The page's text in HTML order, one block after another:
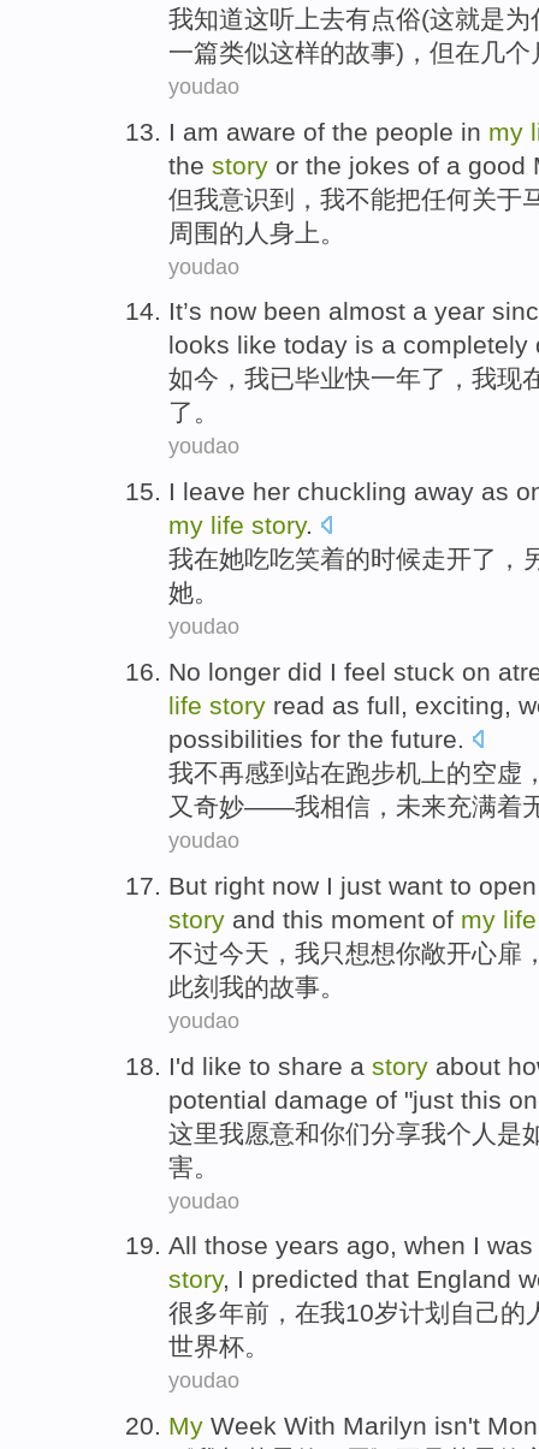
我知道这听 上去有点俗(这就是为
一篇类似这样的故事)， 但在 几个
youdao
I am aware of the people in my
the story or the jokes of a good
但我意识到 ， 我不能把任何关于
周围的 人 身上。
youdao
It’s now been almost a year
looks like today is a completely
如今 ， 我已毕业快一年了， 我现
了。
youdao
I leave her chuckling away as
my life story.
我在她吃吃笑着的时候走开了，
她。
youdao
No longer did I feel stuck on
life story read as full, exciting,
possibilities for the future.
我不再感到 站在跑步机上的空虚
又奇妙——我相信 ，未来充满着
youdao
But right now I just want to open
story and this moment of my life
不过今天， 我只想想你敞开心扉
此刻 我的故事。
youdao
I'd like to share a story about
potential damage of "just this
这里我愿意和你们分享我个人 是
害 。
youdao
All those years ago, when I was
story, I predicted that England
很多年前， 在我10岁计划 自己的
世界杯。
youdao
My Week With Marilyn isn't